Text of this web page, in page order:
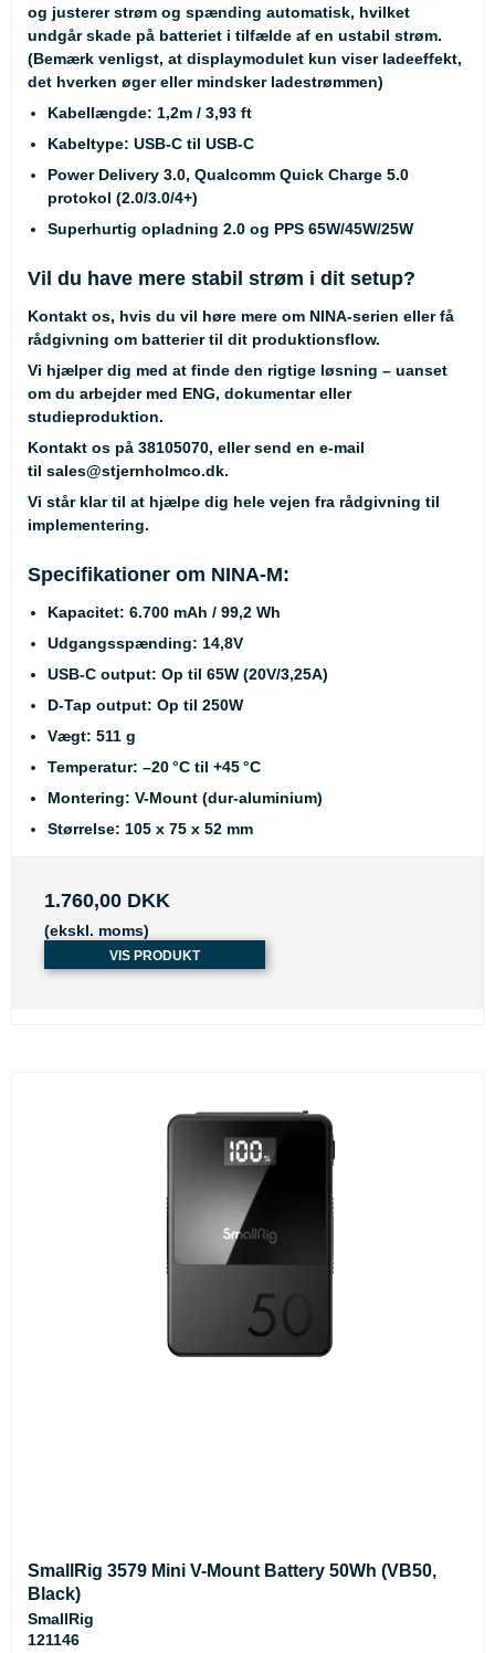
og justerer strøm og spænding automatisk, hvilket
undgår skade på batteriet i tilfælde af en ustabil strøm.
(Bemærk venligst, at displaymodulet kun viser ladeeffekt,
det hverken øger eller mindsker ladestrømmen)
Kabellængde: 1,2m / 3,93 ft
Kabeltype: USB-C til USB-C
Power Delivery 3.0, Qualcomm Quick Charge 5.0
protokol (2.0/3.0/4+)
Superhurtig opladning 2.0 og PPS 65W/45W/25W
Vil du have mere stabil strøm i dit setup?
Kontakt os, hvis du vil høre mere om NINA-serien eller få
rådgivning om batterier til dit produktionsflow.
Vi hjælper dig med at finde den rigtige løsning – uanset
om du arbejder med ENG, dokumentar eller
studieproduktion.
Kontakt os på 38105070, eller send en e-mail
til sales@stjernholmco.dk.
Vi står klar til at hjælpe dig hele vejen fra rådgivning til
implementering.
Specifikationer om NINA-M:
Kapacitet: 6.700 mAh / 99,2 Wh
Udgangsspænding: 14,8V
USB-C output: Op til 65W (20V/3,25A)
D-Tap output: Op til 250W
Vægt: 511 g
Temperatur: –20 °C til +45 °C
Montering: V-Mount (dur-aluminium)
Størrelse: 105 x 75 x 52 mm
1.760,00 DKK
(ekskl. moms)
VIS PRODUKT
SmallRig 3579 Mini V-Mount Battery 50Wh (VB50,
Black)
SmallRig
121146